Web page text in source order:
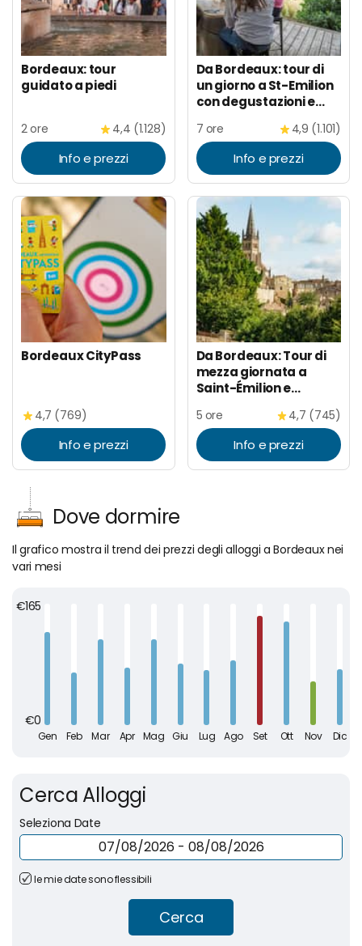
Bordeaux: tour
guidato a piedi
2 ore 4,4 (1.128)
Info e prezzi
Da Bordeaux: tour di
un giorno a St-Emilion
con degustazioni e
7 ore 4,9 (1.101)
Info e prezzi
Bordeaux CityPass
4,7 (769)
Info e prezzi
Da Bordeaux: Tour di
mezza giornata a
Saint-Émilion e
5 ore 4,7 (745)
Info e prezzi
Dove dormire
Il grafico mostra il trend dei prezzi degli alloggi a Bordeaux nei
vari mesi
Cerca Alloggi
Seleziona Date
le mie date sono flessibili
Cerca